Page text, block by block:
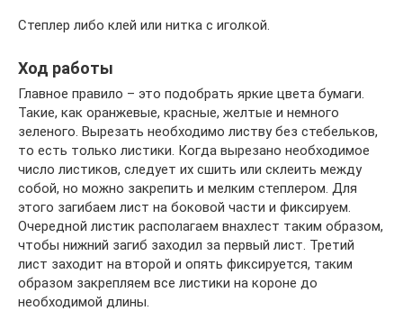
Степлер либо клей или нитка с иголкой.
Ход работы
Главное правило – это подобрать яркие цвета бумаги.
Такие, как оранжевые, красные, желтые и немного
зеленого. Вырезать необходимо листву без стебельков,
то есть только листики. Когда вырезано необходимое
число листиков, следует их сшить или склеить между
собой, но можно закрепить и мелким степлером. Для
этого загибаем лист на боковой части и фиксируем.
Очередной листик располагаем внахлест таким образом,
чтобы нижний загиб заходил за первый лист. Третий
лист заходит на второй и опять фиксируется, таким
образом закрепляем все листики на короне до
необходимой длины.